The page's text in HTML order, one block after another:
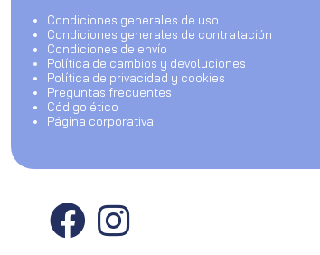
Condiciones generales de uso
Condiciones generales de contratación
Condiciones de envío
Política de cambios y devoluciones
Política de privacidad y cookies
Preguntas frecuentes
Código ético
Página corporativa